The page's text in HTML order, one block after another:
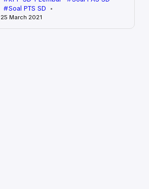
Soal PTS SD
25 March 2021